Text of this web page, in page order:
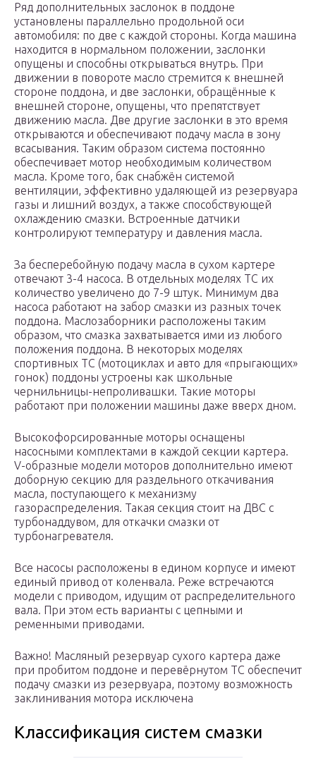
Ряд дополнительных заслонок в поддоне
установлены параллельно продольной оси
автомобиля: по две с каждой стороны. Когда машина
находится в нормальном положении, заслонки
опущены и способны открываться внутрь. При
движении в повороте масло стремится к внешней
стороне поддона, и две заслонки, обращённые к
внешней стороне, опущены, что препятствует
движению масла. Две другие заслонки в это время
открываются и обеспечивают подачу масла в зону
всасывания. Таким образом система постоянно
обеспечивает мотор необходимым количеством
масла. Кроме того, бак снабжён системой
вентиляции, эффективно удаляющей из резервуара
газы и лишний воздух, а также способствующей
охлаждению смазки. Встроенные датчики
контролируют температуру и давления масла.
За бесперебойную подачу масла в сухом картере
отвечают 3-4 насоса. В отдельных моделях ТС их
количество увеличено до 7-9 штук. Минимум два
насоса работают на забор смазки из разных точек
поддона. Маслозаборники расположены таким
образом, что смазка захватывается ими из любого
положения поддона. В некоторых моделях
спортивных ТС (мотоциклах и авто для «прыгающих»
гонок) поддоны устроены как школьные
чернильницы-непроливашки. Такие моторы
работают при положении машины даже вверх дном.
Высокофорсированные моторы оснащены
насосными комплектами в каждой секции картера.
V-образные модели моторов дополнительно имеют
доборную секцию для раздельного откачивания
масла, поступающего к механизму
газораспределения. Такая секция стоит на ДВС с
турбонаддувом, для откачки смазки от
турбонагревателя.
Все насосы расположены в едином корпусе и имеют
единый привод от коленвала. Реже встречаются
модели с приводом, идущим от распределительного
вала. При этом есть варианты с цепными и
ременными приводами.
Важно! Масляный резервуар сухого картера даже
при пробитом поддоне и перевёрнутом ТС обеспечит
подачу смазки из резервуара, поэтому возможность
заклинивания мотора исключена
Классификация систем смазки